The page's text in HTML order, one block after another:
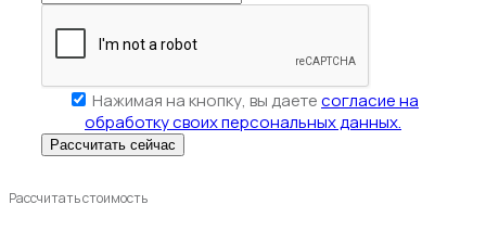
Нажимая на кнопку, вы даетесогласие на
обработку своих персональных данных.
Рассчитать стоимость